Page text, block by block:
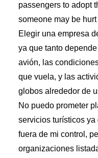
passengers to adopt
someone may be
Elegir una empresa
ya que tanto
avión, las
que vuela, y las
globos alrededor de
No puedo prometer
servicios turísticos
fuera de mi control,
organizaciones